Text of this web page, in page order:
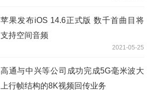
苹果发布iOS 14.6正式版 数千首曲目将
支持空间音频
2021-05-25
高通与中兴等公司成功完成5G毫米波大
上行帧结构的8K视频回传业务